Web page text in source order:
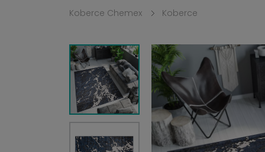
Koberce Chemex Koberce